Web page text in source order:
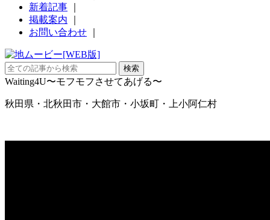
新着記事
掲載案内
お問い合わせ
Waiting4U〜モフモフさせてあげる〜
秋田県・北秋田市・大館市・小坂町・上小阿仁村